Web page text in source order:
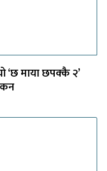
माया छपक्कै २’